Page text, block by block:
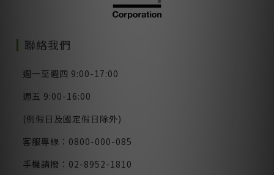
聯絡我們
週一至週四 9:00-17:00
週五 9:00-16:00
(例假日及國定假日除外)
客服專線：0800-000-085
手機請撥：02-8952-1810